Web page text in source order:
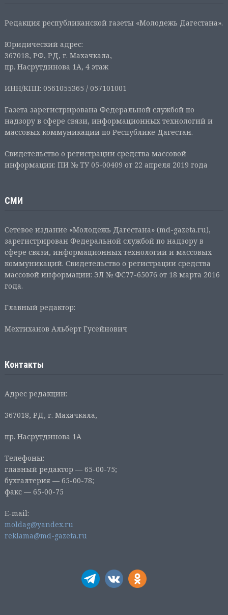
Редакция республиканской газеты «Молодежь Дагестана».
Юридический адрес:
367018, РФ, РД, г. Махачкала,
пр. Насрутдинова 1А, 4 этаж
ИНН/КПП: 0561055365 / 057101001
Газета зарегистрирована Федеральной службой по
надзору в сфере связи, информационных технологий и
массовых коммуникаций по Республике Дагестан.
Свидетельство о регистрации средства массовой
информации: ПИ № ТУ 05-00409 от 22 апреля 2019 года
СМИ
Сетевое издание «Молодежь Дагестана» (md-gazeta.ru),
зарегистрирован Федеральной службой по надзору в
сфере связи, информационных технологий и массовых
коммуникаций. Свидетельство о регистрации средства
массовой информации: ЭЛ № ФС77-65076 от 18 марта 2016
года.
Главный редактор:
Мехтиханов Альберт Гусейнович
Контакты
Адрес редакции:
367018, РД, г. Махачкала,
пр. Насрутдинова 1А
Телефоны:
главный редактор — 65-00-75;
бухгалтерия — 65-00-78;
факс — 65-00-75
E-mail:
moldag@yandex.ru
reklama@md-gazeta.ru